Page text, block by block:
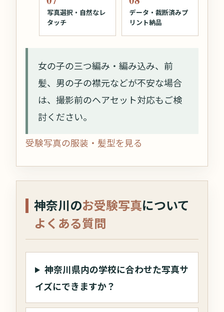
写真選択・自然なレ
タッチ
データ・裁断済みプ
リント納品
女の子の三つ編み・編み込み、前
髪、男の子の襟元などが不安な場合
は、撮影前のヘアセット対応もご検
討ください。
受験写真の服装・髪型を見る
神奈川のお受験写真について
よくある質問
神奈川県内の学校に合わせた写真サ
イズにできますか？